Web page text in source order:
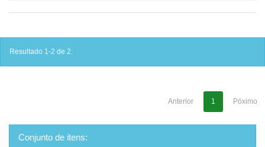
Resultado 1-2 de 2.
Anterior 1 Póximo
Conjunto de itens: